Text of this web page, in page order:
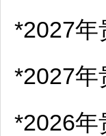
*2027年
*2027年
*2026年